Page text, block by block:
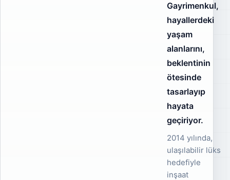
Gayrimenkul,
hayallerdeki
yaşam
alanlarını,
beklentinin
ötesinde
tasarlayıp
hayata
geçiriyor.
2014 yılında,
ulaşılabilir lüks
hedefiyle
inşaat